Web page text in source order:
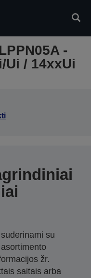
-
Ui / 14xxUi
su
žr.
saitais arba